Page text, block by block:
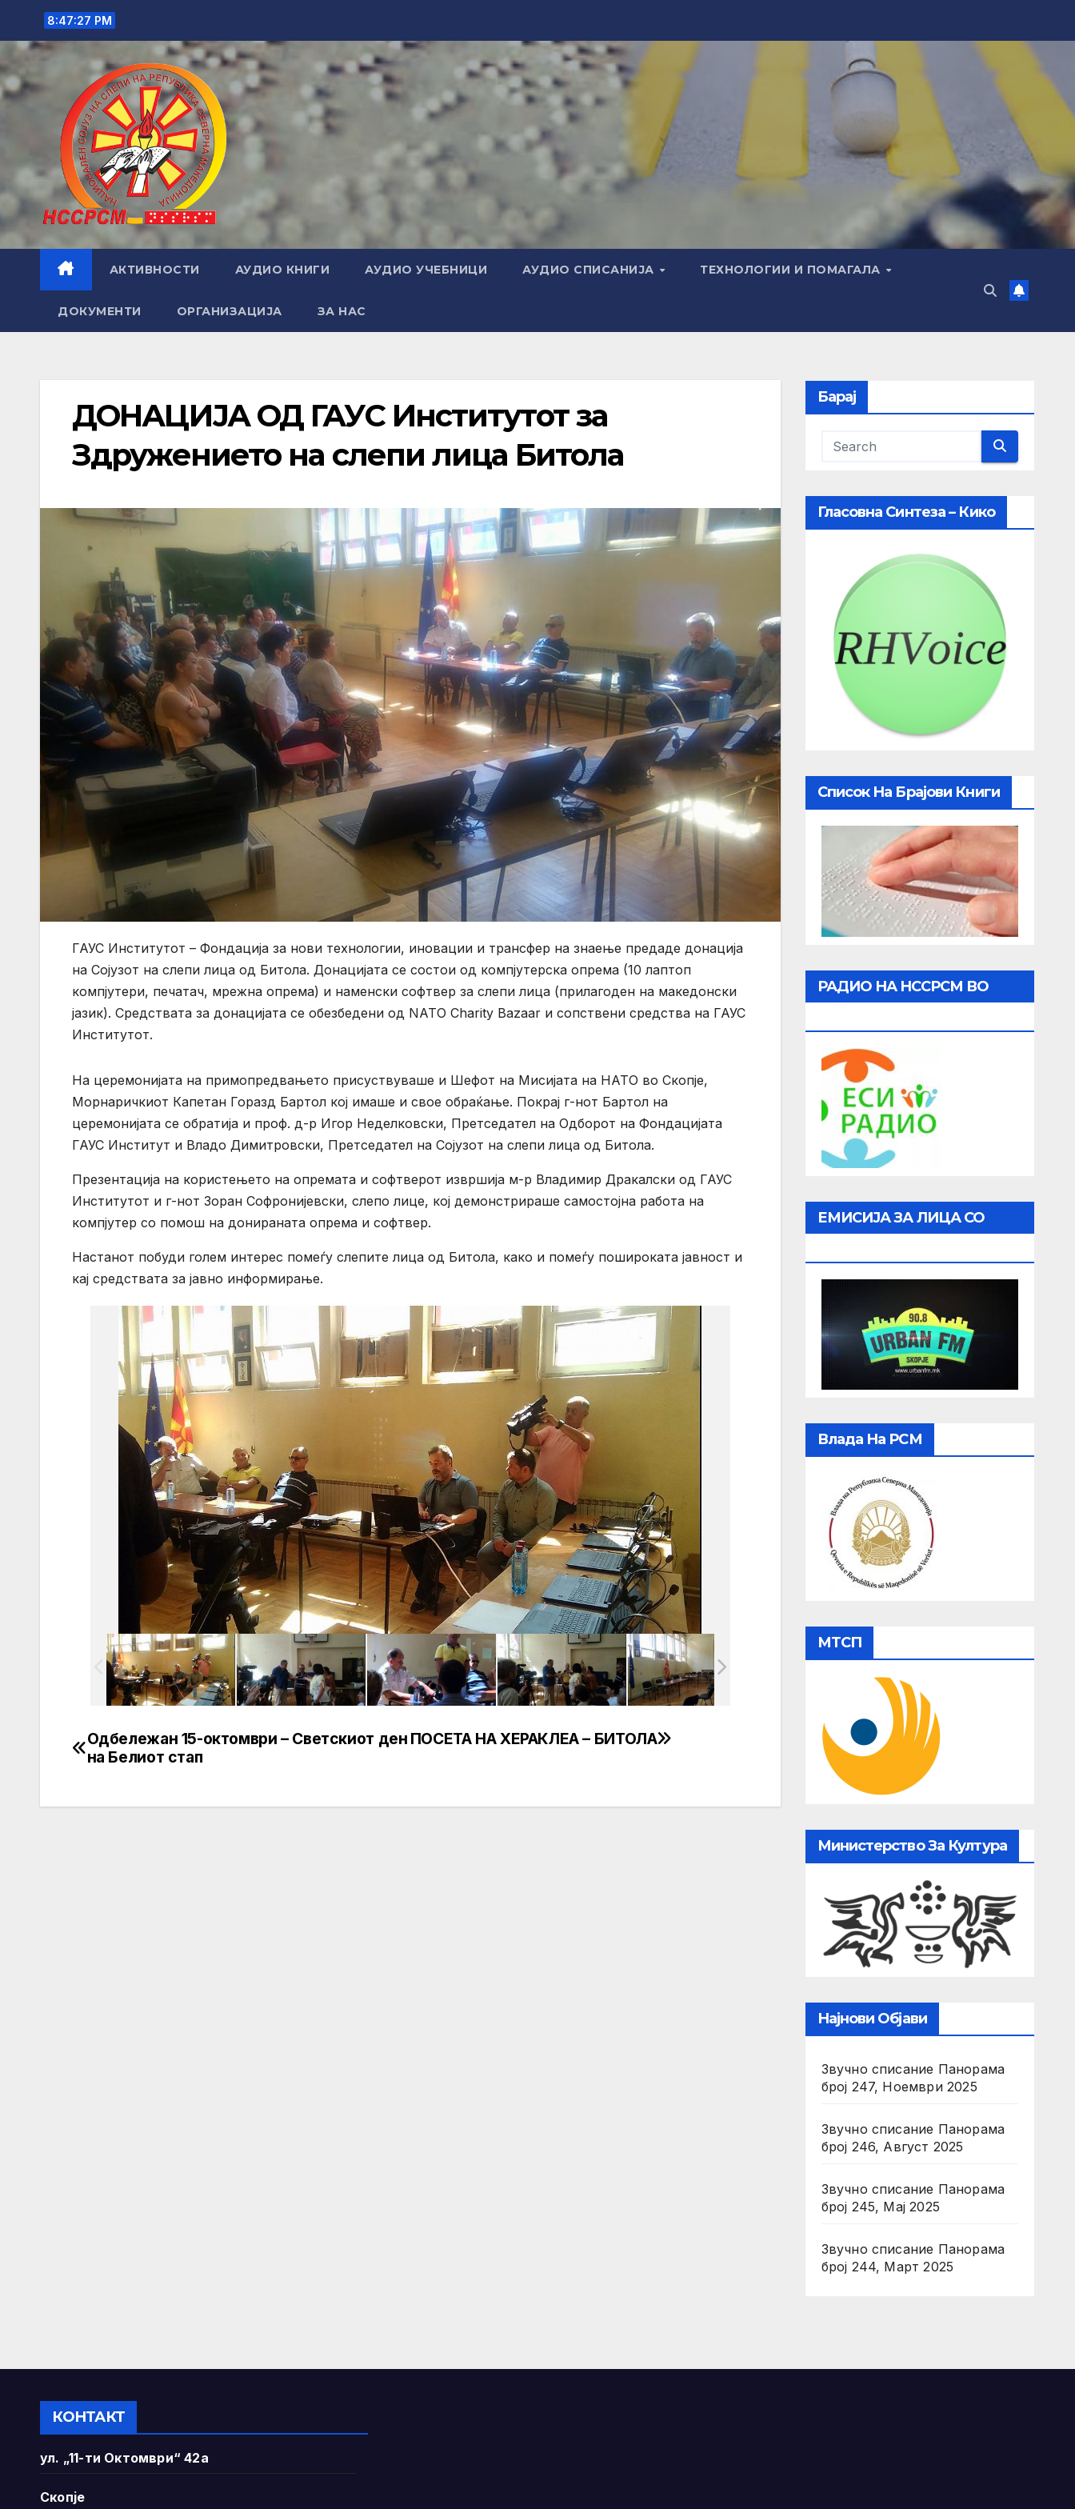
content
8:47:28 PM
АКТИВНОСТИ АУДИО КНИГИ АУДИО УЧЕБНИЦИ АУДИО СПИСАНИЈА ТЕХНОЛОГИИ И ПОМАГАЛА
ДОКУМЕНТИ ОРГАНИЗАЦИЈА ЗА НАС
ДОНАЦИЈА ОД ГАУС Институтот за
Здружението на слепи лица Битола
ГАУС Институтот – Фондација за нови технологии, иновации и трансфер на знаeње предаде донација
на Сојузот на слепи лица од Битола. Донацијата се состои од компјутерска опрема (10 лаптоп
компјутери, печатач, мрежна опрема) и наменски софтвер за слепи лица (прилагоден на македонски
јазик). Средствата за донацијата се обезбедени од NATO Charity Bazaar и сопствени средства на ГАУС
Институтот.
На церемонијата на примопредвањето присуствуваше и Шефот на Мисијата на НАТО во Скопје,
Морнаричкиот Капетан Горазд Бартол кој имаше и свое обраќање. Покрај г-нот Бартол на
церемонијата се обратија и проф. д-р Игор Неделковски, Претседател на Одборот на Фондацијата
ГАУС Институт и Владо Димитровски, Претседател на Сојузот на слепи лица од Битола.
Презентација на користењето на опремата и софтверот извршија м-р Владимир Дракалски од ГАУС
Институтот и г-нот Зоран Софронијевски, слепо лице, кој демонстрираше самостојна работа на
компјутер со помош на донираната опрема и софтвер.
Настанот побуди голем интерес помеѓу слепите лица од Битола, како и помеѓу пошироката јавност и
кај средствата за јавно информирање.
Post
ПОСЕТА НА ХЕРАКЛЕА – БИТОЛА
Одбележан 15-октомври – Светскиот ден
на Белиот стап
Барај
Гласовна Синтеза – Кико
Список На Брајови Книги
РАДИО НА НССРСМ ВО
ЕМИСИЈА ЗА ЛИЦА СО
Влада На РСМ
МТСП
Министерство За Култура
Најнови Објави
Звучно списание Панорама
број 247, Ноември 2025
Звучно списание Панорама
број 246, Август 2025
Звучно списание Панорама
број 245, Мај 2025
Звучно списание Панорама
број 244, Март 2025
КОНТАКТ
ул. „11-ти Октомври“ 42а
Скопје